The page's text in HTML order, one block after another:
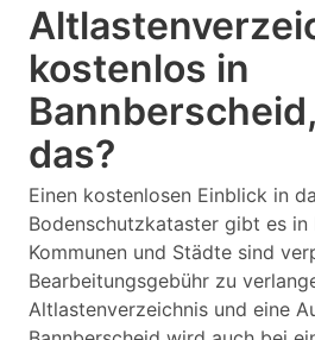
kostenlos in
das?
Einen kostenlosen Einblick in
Bodenschutzkataster gibt es in
Kommunen und Städte sind
Bearbeitungsgebühr zu
Altlastenverzeichnis und eine